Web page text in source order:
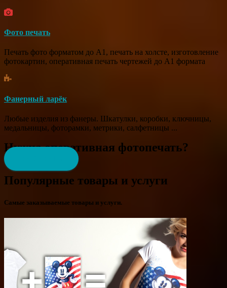
Фото печать
Печать фото форматом до А1, печать на холсте, изготовление
фотокартин, оперативная печать чертежей до А1 формата
Фанерный ларёк
Любые изделия из фанеры. Шкатулки, коробки, ключницы,
медальницы, фоторамки, метрики, салфетницы ...
Нужна оперативная фотопечать?
Популярные товары и услуги
Самые заказываемые товары и услуги.